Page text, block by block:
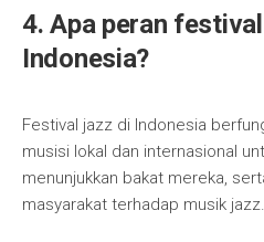
4. Apa peran
Indonesia?
Festival jazz di Indonesia
musisi lokal dan internasional
menunjukkan bakat mereka,
masyarakat terhadap musik jazz.